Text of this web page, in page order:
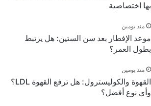
بها اختصاصية
منذ يومين
موعد الإفطار بعد سن الستين: هل يرتبط
بطول العمر؟
منذ يومين
القهوة والكوليسترول: هل ترفع القهوة LDL؟
وأي نوع أفضل؟